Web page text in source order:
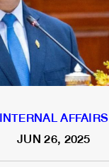
INTERNAL AFFAIRS
JUN 26, 2025